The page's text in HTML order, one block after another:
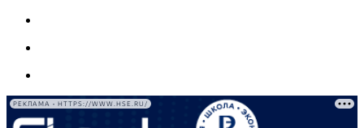
РЕКЛАМА • HTTPS://WWW.HSE.RU/